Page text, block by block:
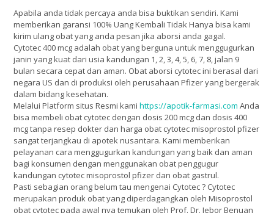
Apabila anda tidak percaya anda bisa buktikan sendiri. Kami
memberikan garansi 100% Uang Kembali Tidak Hanya bisa kami
kirim ulang obat yang anda pesan jika aborsi anda gagal.
Cytotec 400 mcg adalah obat yang berguna untuk menggugurkan
janin yang kuat dari usia kandungan 1, 2, 3, 4, 5, 6, 7, 8, jalan 9
bulan secara cepat dan aman. Obat aborsi cytotec ini berasal dari
negara US dan di produksi oleh perusahaan Pfizer yang bergerak
dalam bidang kesehatan.
Melalui Platform situs Resmi kami https://apotik-farmasi.com Anda
bisa membeli obat cytotec dengan dosis 200 mcg dan dosis 400
mcg tanpa resep dokter dan harga obat cytotec misoprostol pfizer
sangat terjangkau di apotek nusantara. Kami memberikan
pelayanan cara menggugurkan kandungan yang baik dan aman
bagi konsumen dengan menggunakan obat penggugur
kandungan cytotec misoprostol pfizer dan obat gastrul.
Pasti sebagian orang belum tau mengenai Cytotec ? Cytotec
merupakan produk obat yang diperdagangkan oleh Misoprostol
obat cytotec pada awal nya temukan oleh Prof. Dr. Jebor Benuan